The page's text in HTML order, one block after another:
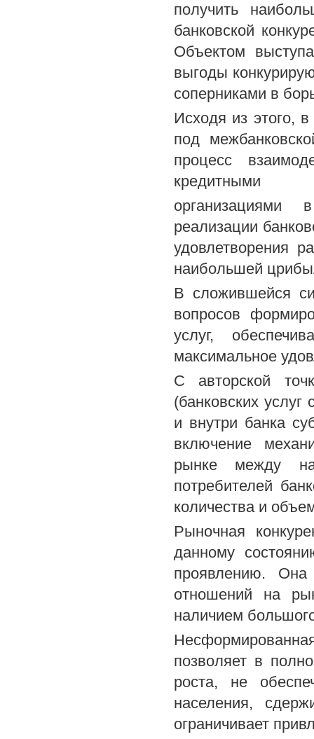
получить
банковской
Объектом
выгоды
соперниками в
Исходя из этого,
под
процесс
кредитными
организациями
реализации
удовлетворения
наибольшей
В сложившейся
вопросов
услуг,
максимальное
С авторской
(банковских
и внутри банка
включение
рынке между
потребителей
количества и
Рыночная
данному
проявлению. Она
отношений на
наличием
позволяет в
роста, не
населения,
ограничивает